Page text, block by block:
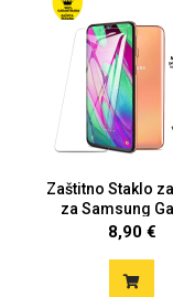
Zaštitno Staklo
za Samsung
A40...
8,90 €
Gaming motivi
Sportski motivi